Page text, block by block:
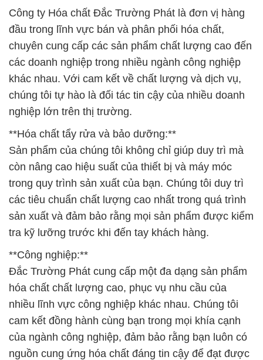
Công ty Hóa chất Đắc Trường Phát là đơn vị hàng
đầu trong lĩnh vực bán và phân phối hóa chất,
chuyên cung cấp các sản phẩm chất lượng cao đến
các doanh nghiệp trong nhiều ngành công nghiệp
khác nhau. Với cam kết về chất lượng và dịch vụ,
chúng tôi tự hào là đối tác tin cậy của nhiều doanh
nghiệp lớn trên thị trường.
**Hóa chất tẩy rửa và bảo dưỡng:**
Sản phẩm của chúng tôi không chỉ giúp duy trì mà
còn nâng cao hiệu suất của thiết bị và máy móc
trong quy trình sản xuất của bạn. Chúng tôi duy trì
các tiêu chuẩn chất lượng cao nhất trong quá trình
sản xuất và đảm bảo rằng mọi sản phẩm được kiểm
tra kỹ lưỡng trước khi đến tay khách hàng.
**Công nghiệp:**
Đắc Trường Phát cung cấp một đa dạng sản phẩm
hóa chất chất lượng cao, phục vụ nhu cầu của
nhiều lĩnh vực công nghiệp khác nhau. Chúng tôi
cam kết đồng hành cùng bạn trong mọi khía cạnh
của ngành công nghiệp, đảm bảo rằng bạn luôn có
nguồn cung ứng hóa chất đáng tin cậy để đạt được